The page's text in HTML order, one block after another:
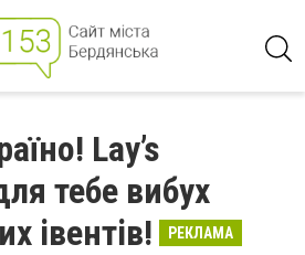
Lay’s
тебе вибух
івентів!
РЕКЛАМА